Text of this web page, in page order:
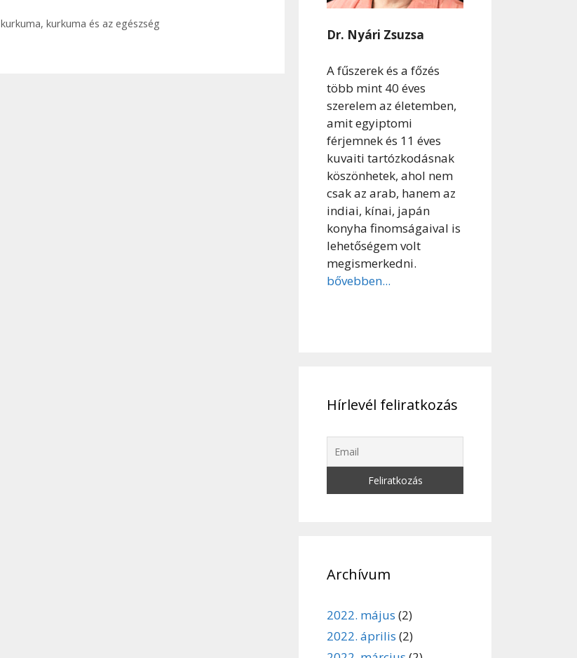
kurkuma, kurkuma és az egészség
Dr. Nyári Zsuzsa
A fűszerek és a főzés
több mint 40 éves
szerelem az életemben,
amit egyiptomi
férjemnek és 11 éves
kuvaiti tartózkodásnak
köszönhetek, ahol nem
csak az arab, hanem az
indiai, kínai, japán
konyha finomságaival is
lehetőségem volt
megismerkedni.
bővebben...
Hírlevél feliratkozás
Archívum
2022. május (2)
2022. április (2)